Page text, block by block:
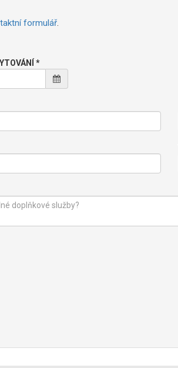
formulář.
*